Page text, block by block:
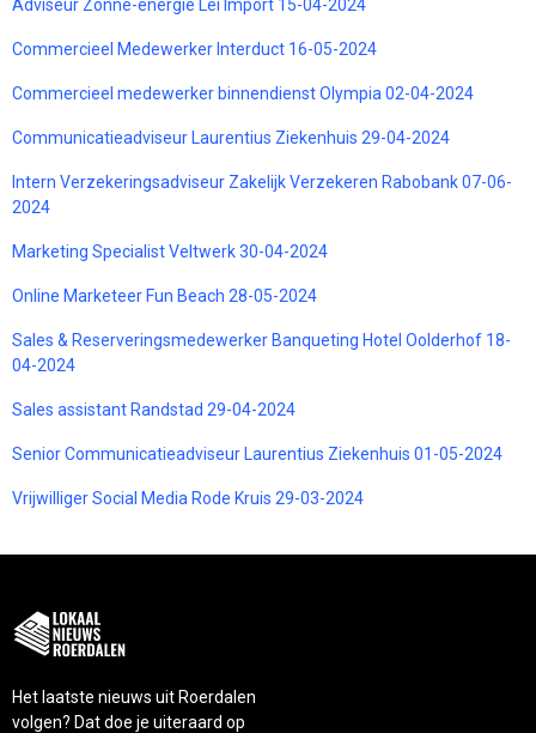
Adviseur Zonne-energie Lei Import 15-04-2024
Commercieel Medewerker Interduct 16-05-2024
Commercieel medewerker binnendienst Olympia 02-04-2024
Communicatieadviseur Laurentius Ziekenhuis 29-04-2024
Intern Verzekeringsadviseur Zakelijk Verzekeren Rabobank 07-06-
2024
Marketing Specialist Veltwerk 30-04-2024
Online Marketeer Fun Beach 28-05-2024
Sales & Reserveringsmedewerker Banqueting Hotel Oolderhof 18-
04-2024
Sales assistant Randstad 29-04-2024
Senior Communicatieadviseur Laurentius Ziekenhuis 01-05-2024
Vrijwilliger Social Media Rode Kruis 29-03-2024
Het laatste nieuws uit Roerdalen
volgen? Dat doe je uiteraard op